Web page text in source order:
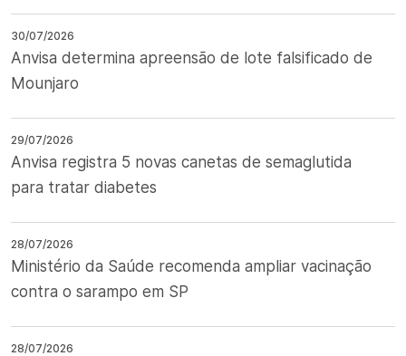
30/07/2026
Anvisa determina apreensão de lote falsificado de
Mounjaro
29/07/2026
Anvisa registra 5 novas canetas de semaglutida
para tratar diabetes
28/07/2026
Ministério da Saúde recomenda ampliar vacinação
contra o sarampo em SP
28/07/2026